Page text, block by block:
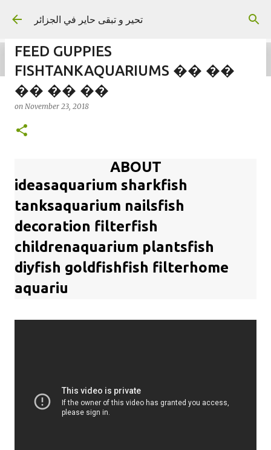
Skip to main content
تحير و تبقى حاير في الجزائر
onSeptember 02, 2023
FEED GUPPIES
FISHTANKAQUARIUMS �� ��
�� �� ��
on November 23, 2018
ABOUT
ideasaquarium sharkfish
tanksaquarium nailsfish
decoration filterfish
childrenaquarium plantsfish
diyfish goldfishfish filterhome
aquariu